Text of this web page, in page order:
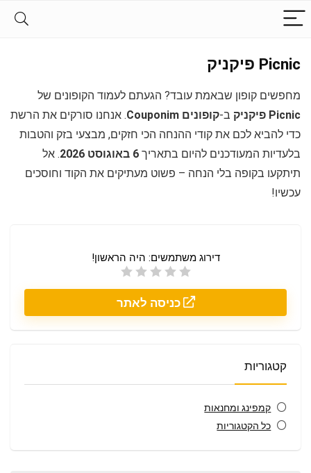
Picnic פיקניק
מחפשים קופון שבאמת עובד? הגעתם לעמוד הקופונים של
Picnic פיקניק
ב-קופונים Couponim
. אנחנו סורקים את הרשת
כדי להביא לכם את קודי ההנחה הכי חזקים, מבצעי בזק והטבות
בלעדיות המעודכנים להיום בתאריך 6 באוגוסט 2026
. אל
תיתקעו בקופה בלי הנחה – פשוט מעתיקים את הקוד וחוסכים
עכשיו!
דירוג משתמשים: היה הראשון!
כניסה לאתר
קטגוריות
קמפינג ומחנאות
כל הקטגוריות